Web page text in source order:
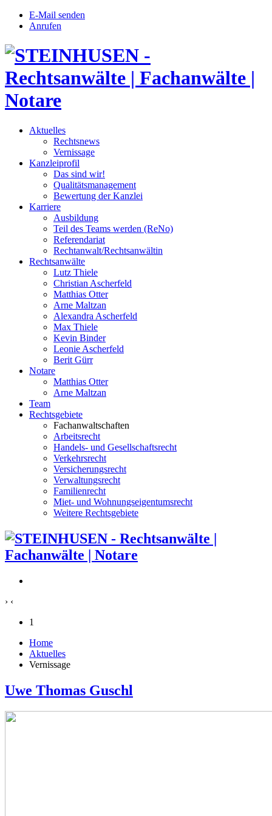
E-Mail senden
Anrufen
Aktuelles
Rechtsnews
Vernissage
Kanzleiprofil
Das sind wir!
Qualitätsmanagement
Bewertung der Kanzlei
Karriere
Ausbildung
Teil des Teams werden (ReNo)
Referendariat
Rechtanwalt/Rechtsanwältin
Rechtsanwälte
Lutz Thiele
Christian Ascherfeld
Matthias Otter
Arne Maltzan
Alexandra Ascherfeld
Max Thiele
Kevin Binder
Leonie Ascherfeld
Berit Gürr
Notare
Matthias Otter
Arne Maltzan
Team
Rechtsgebiete
Fachanwaltschaften
Arbeitsrecht
Handels- und Gesellschaftsrecht
Verkehrsrecht
Versicherungsrecht
Verwaltungsrecht
Familienrecht
Miet- und Wohnungseigentumsrecht
Weitere Rechtsgebiete
› ‹
1
Home
Aktuelles
Vernissage
Uwe Thomas Guschl